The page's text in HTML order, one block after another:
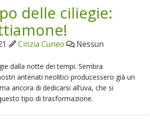
delle ciliegie:
Cinzia Cuneo
Nessun
dalla notte dei tempi. Sembra
antenati neolitici producessero già un
ancora di dedicarsi all’uva, che si
tipo di trasformazione.